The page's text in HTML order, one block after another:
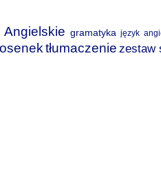
Angielskie gramatyka język
tłumaczenie zestaw